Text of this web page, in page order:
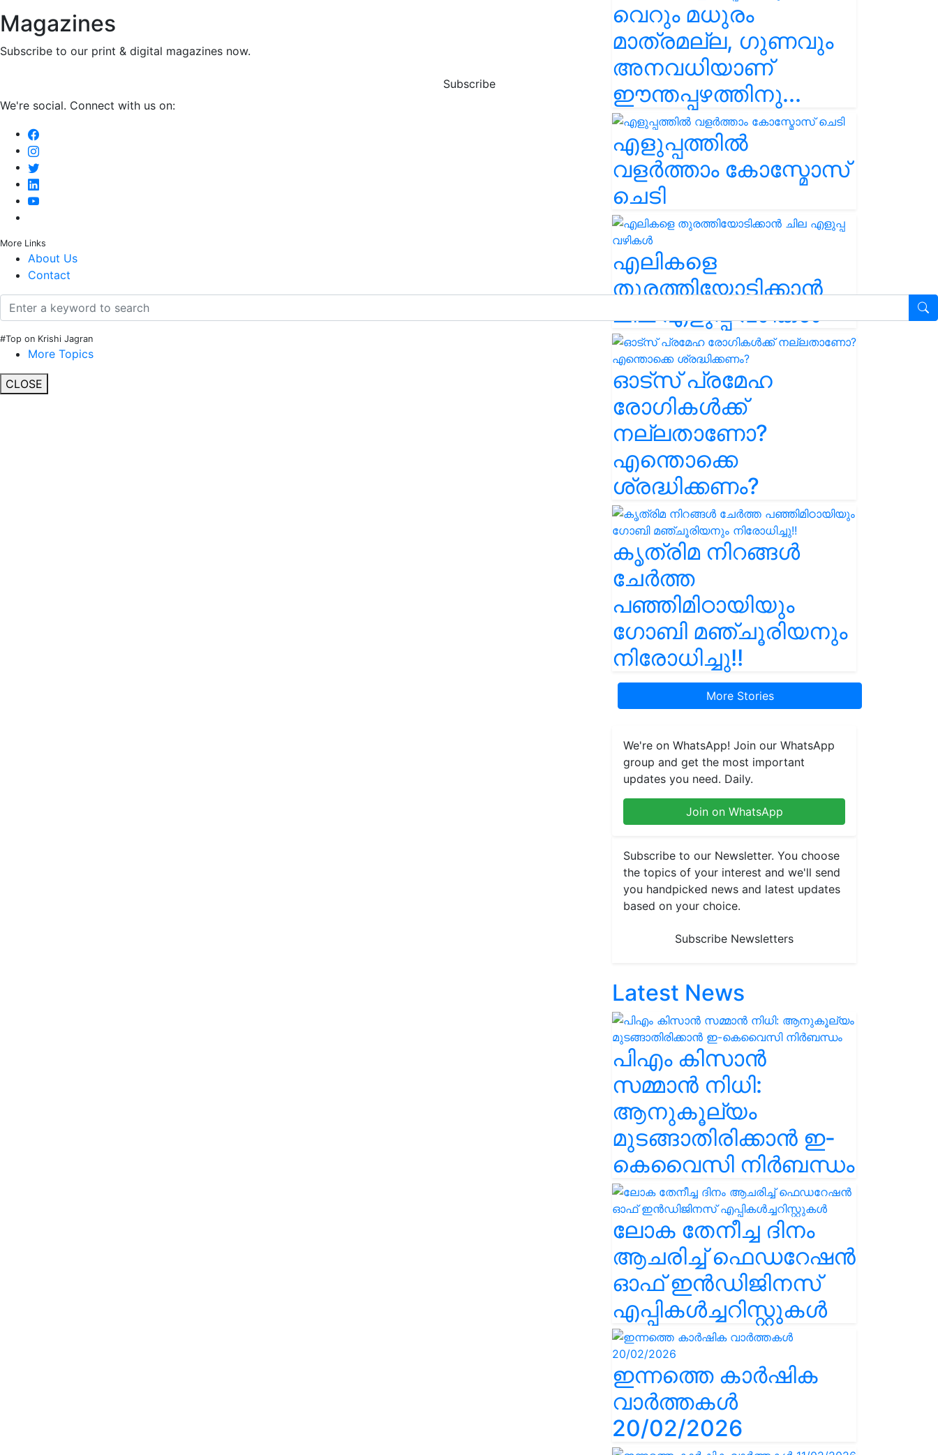
Magazines
Subscribe to our print & digital magazines now.
Subscribe
We're social. Connect with us on:
More Links
About Us
Contact
#Top on Krishi Jagran
More Topics
CLOSE
വെറും മധുരം
മാത്രമല്ല, ഗുണവും
അനവധിയാണ്
ഈന്തപ്പഴത്തിനു...
എളുപ്പത്തിൽ
വളർത്താം കോസ്മോസ്
ചെടി
എലികളെ
തുരത്തിയോടിക്കാൻ
ചില എളുപ്പ വഴികൾ
ഓട്സ് പ്രമേഹ
രോഗികൾക്ക്
നല്ലതാണോ?
എന്തൊക്കെ
ശ്രദ്ധിക്കണം?
കൃത്രിമ നിറങ്ങൾ
ചേർത്ത
പഞ്ഞിമിഠായിയും
ഗോബി മഞ്ചൂരിയനും
നിരോധിച്ചു!!
More Stories
We're on WhatsApp! Join our WhatsApp
group and get the most important
updates you need. Daily.
Join on WhatsApp
Subscribe to our Newsletter. You choose
the topics of your interest and we'll send
you handpicked news and latest updates
based on your choice.
Subscribe Newsletters
Latest News
പിഎം കിസാൻ
സമ്മാൻ നിധി:
ആനുകൂല്യം
മുടങ്ങാതിരിക്കാൻ ഇ-
കെവൈസി നിർബന്ധം
ലോക തേനീച്ച ദിനം
ആചരിച്ച് ഫെഡറേഷൻ
ഓഫ് ഇൻഡിജിനസ്
എപ്പികൾച്ചറിസ്റ്റുകൾ
ഇന്നത്തെ കാർഷിക
വാർത്തകൾ
20/02/2026